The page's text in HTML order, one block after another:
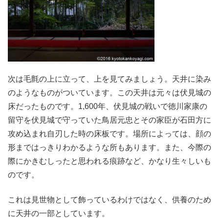
次は毛氈の上に立って、上を見てみましょう。天井に染み
のようなものがついています。この天井は元々は伏見城の
床だったものです。1,600年、伏見城の戦いで徳川家康の
留守を伏見城で守っていた鳥居元忠とその家臣が石田方に
攻め込まれ自刃した時の床板です。場所によっては、顔の
形まではっきりわかるような所もあります。また、今際の
際にかきむしったと思われる痕跡など、かなり生々しいも
のです。
これは見世物として飾っているわけではなく、供養のため
に天井の一部としています。